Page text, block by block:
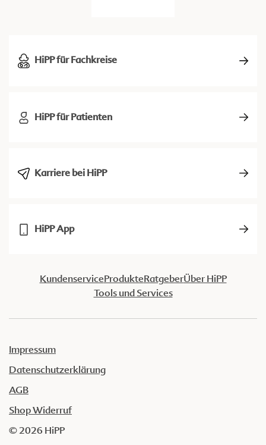
HiPP für Fachkreise
HiPP für Patienten
Karriere bei HiPP
HiPP App
KundenserviceProdukteRatgeberÜber HiPP
Tools und Services
Impressum
Datenschutzerklärung
AGB
Shop Widerruf
© 2026 HiPP